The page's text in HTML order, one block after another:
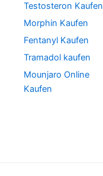
Testosteron Kaufen
Morphin Kaufen
Fentanyl Kaufen
Tramadol kaufen
Mounjaro Online
Kaufen